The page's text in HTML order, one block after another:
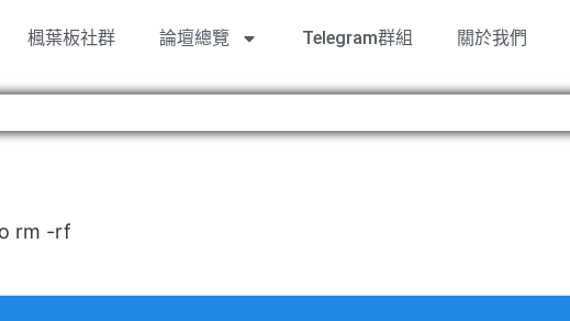
楓葉板社群 論壇總覽 Telegram群組 關於我們
rm -rf